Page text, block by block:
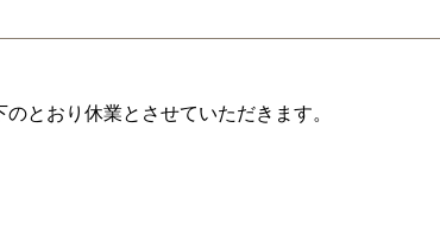
とおり休業とさせていただきます。